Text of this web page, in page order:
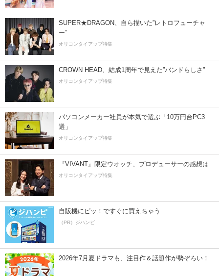
SUPER★DRAGON、自ら描いた”レトロフューチャ
ー”
オリコンタイアップ特集
CROWN HEAD、結成1周年で見えた”バンドらしさ”
オリコンタイアップ特集
パソコンメーカー社員が本気で選ぶ「10万円台PC3
選」
オリコンタイアップ特集
『VIVANT』限定ウオッチ、プロデューサーの感想は
オリコンタイアップ特集
自販機にピッ！ですぐに買えちゃう
（PR）ジハンピ
2026年7月夏ドラマも、注目作＆話題作が勢ぞろい！